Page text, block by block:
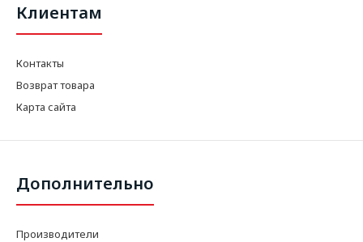
Клиентам
Контакты
Возврат товара
Карта сайта
Дополнительно
Производители